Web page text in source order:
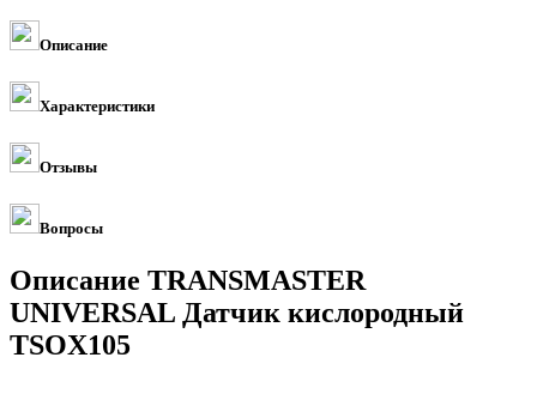
Описание
Характеристики
Отзывы
Вопросы
Описание TRANSMASTER
UNIVERSAL Датчик кислородный
TSOX105